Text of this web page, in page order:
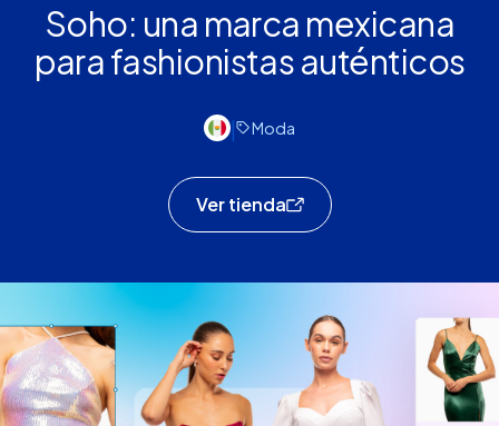
Soho: una marca mexicana
para fashionistas auténticos
| Moda
Ver tienda